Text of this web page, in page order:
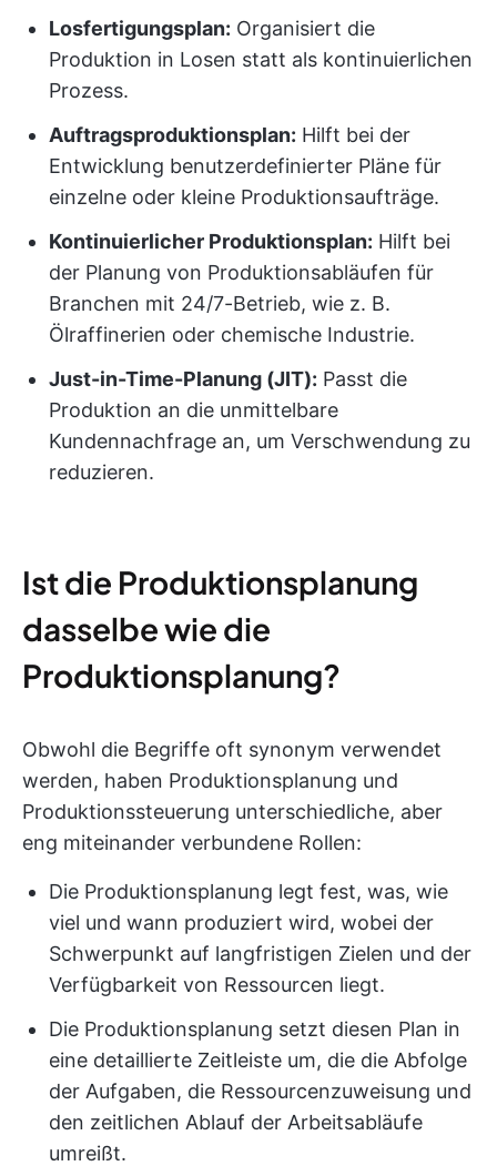
Losfertigungsplan: Organisiert die
Produktion in Losen statt als kontinuierlichen
Prozess.
Auftragsproduktionsplan: Hilft bei der
Entwicklung benutzerdefinierter Pläne für
einzelne oder kleine Produktionsaufträge.
Kontinuierlicher Produktionsplan: Hilft bei
der Planung von Produktionsabläufen für
Branchen mit 24/7-Betrieb, wie z. B.
Ölraffinerien oder chemische Industrie.
Just-in-Time-Planung (JIT): Passt die
Produktion an die unmittelbare
Kundennachfrage an, um Verschwendung zu
reduzieren.
Ist die Produktionsplanung
dasselbe wie die
Produktionsplanung?
Obwohl die Begriffe oft synonym verwendet
werden, haben Produktionsplanung und
Produktionssteuerung unterschiedliche, aber
eng miteinander verbundene Rollen:
Die Produktionsplanung legt fest, was, wie
viel und wann produziert wird, wobei der
Schwerpunkt auf langfristigen Zielen und der
Verfügbarkeit von Ressourcen liegt.
Die Produktionsplanung setzt diesen Plan in
eine detaillierte Zeitleiste um, die die Abfolge
der Aufgaben, die Ressourcenzuweisung und
den zeitlichen Ablauf der Arbeitsabläufe
umreißt.